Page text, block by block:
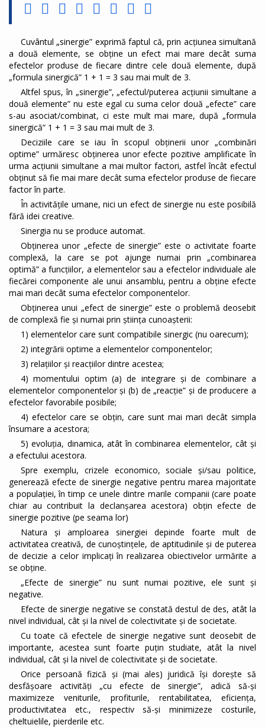
Cuvântul „sinergie” exprimă faptul că, prin acţiunea simultană
a două elemente, se obţine un efect mai mare decât suma
efectelor produse de fiecare dintre cele două elemente, după
„formula sinergică” 1 + 1 = 3 sau mai mult de 3.
Altfel spus, în „sinergie”, „efectul/puterea acţiunii simultane a
două elemente” nu este egal cu suma celor două „efecte” care
s-au asociat/combinat, ci este mult mai mare, după „formula
sinergică” 1 + 1 = 3 sau mai mult de 3.
Deciziile care se iau în scopul obținerii unor „combinări
optime” urmăresc obţinerea unor efecte pozitive amplificate în
urma acţiunii simultane a mai multor factori, astfel încât efectul
obţinut să fie mai mare decât suma efectelor produse de fiecare
factor în parte.
În activitățile umane, nici un efect de sinergie nu este posibilă
fără idei creative.
Sinergia nu se produce automat.
Obținerea unor „efecte de sinergie” este o activitate foarte
complexă, la care se pot ajunge numai prin „combinarea
optimă” a funcţiilor, a elementelor sau a efectelor individuale ale
fiecărei componente ale unui ansamblu, pentru a obţine efecte
mai mari decât suma efectelor componentelor.
Obținerea unui „efect de sinergie” este o problemă deosebit
de complexă fie și numai prin știința cunoașterii:
1) elementelor care sunt compatibile sinergic (nu oarecum);
2) integrării optime a elementelor componentelor;
3) relaţiilor și reacțiilor dintre acestea;
4) momentului optim (a) de integrare și de combinare a
elementelor componentelor și (b) de „reacție” și de producere a
efectelor favorabile posibile;
4) efectelor care se obțin, care sunt mai mari decât simpla
însumare a acestora;
5) evoluția, dinamica, atât în combinarea elementelor, cât și
a efectului acestora.
Spre exemplu, crizele economico, sociale şi/sau politice,
generează efecte de sinergie negative pentru marea majoritate
a populației, în timp ce unele dintre marile companii (care poate
chiar au contribuit la declanșarea acestora) obțin efecte de
sinergie pozitive (pe seama lor)
Natura şi amploarea sinergiei depinde foarte mult de
activitatea creativă, de cunoştinţele, de aptitudinile şi de puterea
de decizie a celor implicaţi în realizarea obiectivelor urmărite a
se obține.
„Efecte de sinergie” nu sunt numai pozitive, ele sunt și
negative.
Efecte de sinergie negative se constată destul de des, atât la
nivel individual, cât și la nivel de colectivitate și de societate.
Cu toate că efectele de sinergie negative sunt deosebit de
importante, acestea sunt foarte puțin studiate, atât la nivel
individual, cât și la nivel de colectivitate și de societate.
Orice persoană fizică și (mai ales) juridică își dorește să
desfășoare activități „cu efecte de sinergie”, adică să-și
maximizeze veniturile, profiturile, rentabilitatea, eficienţa,
productivitatea etc., respectiv să-și minimizeze costurile,
cheltuielile, pierderile etc.